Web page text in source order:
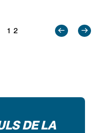
12
DE LA